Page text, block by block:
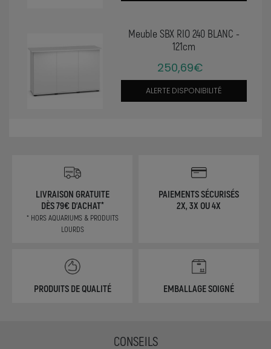
Meuble SBX RIO 240 BLANC -
121cm
250,69€
ALERTE DISPONIBILITÉ
LIVRAISON GRATUITE
DÈS 79€ D'ACHAT*
* HORS AQUARIUMS & PRODUITS
LOURDS
PAIEMENTS SÉCURISÉS
2X, 3X OU 4X
PRODUITS DE QUALITÉ EMBALLAGE SOIGNÉ
CONSEILS